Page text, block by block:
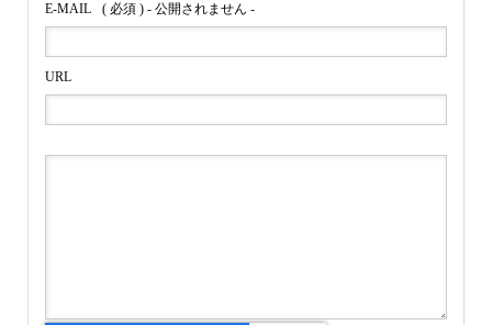
E-MAIL ( 必須 ) - 公開されません -
URL